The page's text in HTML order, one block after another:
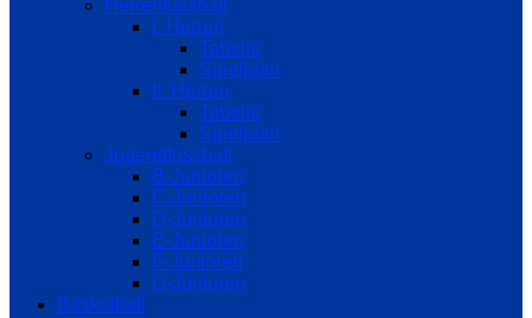
Herrenfussball
I. Herren
Tabelle
Spielplan
II. Herren
Tabelle
Spielplan
Jugendfussball
B-Junioren
C-Junioren
D-Junioren
E-Junioren
F-Junioren
G-Junioren
Basketball